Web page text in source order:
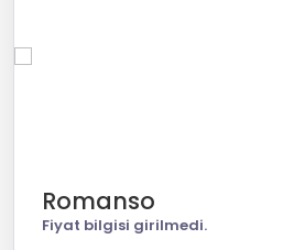
Romanso
Fiyat bilgisi girilmedi.